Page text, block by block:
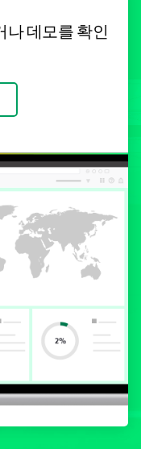
나 데모를 확인